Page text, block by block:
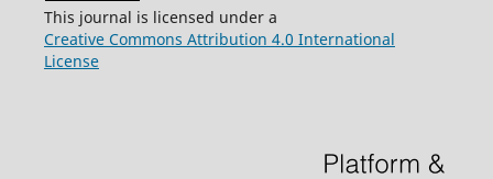
This journal is licensed under a
Creative Commons Attribution 4.0 International
License